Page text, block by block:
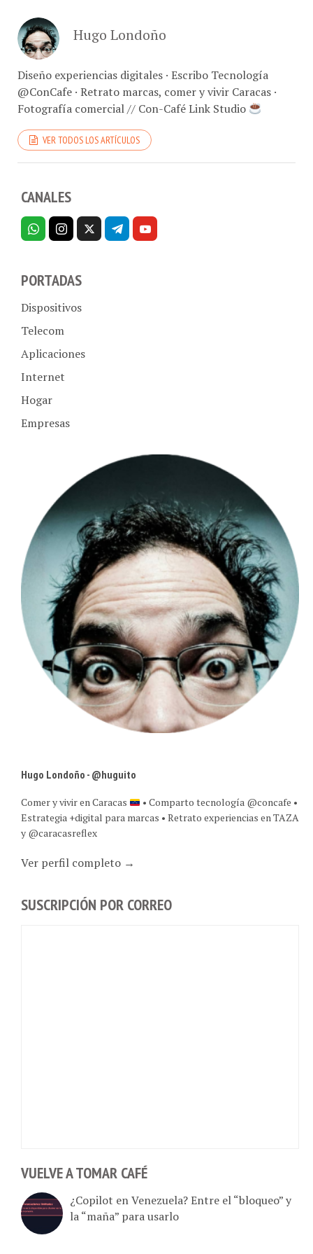
Hugo Londoño
Diseño experiencias digitales · Escribo Tecnología
@ConCafe · Retrato marcas, comer y vivir Caracas ·
Fotografía comercial // Con-Café Link Studio
VER TODOS LOS ARTÍCULOS
CANALES
PORTADAS
Dispositivos
Telecom
Aplicaciones
Internet
Hogar
Empresas
Hugo Londoño - @huguito
Comer y vivir en Caracas
• Comparto tecnología @concafe •
Estrategia +digital para marcas • Retrato experiencias en TAZA
y @caracasreflex
Ver perfil completo →
SUSCRIPCIÓN POR CORREO
VUELVE A TOMAR CAFÉ
¿Copilot en Venezuela? Entre el “bloqueo” y
la “maña” para usarlo